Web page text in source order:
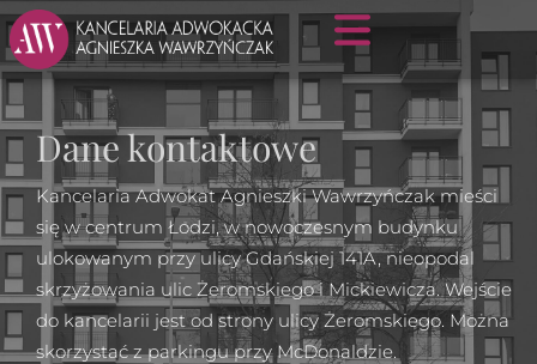
Dane kontaktowe
Kancelaria Adwokat Agnieszki Wawrzyńczak mieści
się w centrum Łodzi, w nowoczesnym budynku
ulokowanym przy ulicy Gdańskiej 141A, nieopodal
skrzyżowania ulic Żeromskiego i Mickiewicza. Wejście
do kancelarii jest od strony ulicy Żeromskiego. Można
skorzystać z parkingu przy McDonaldzie.